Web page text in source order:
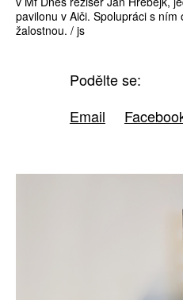
pavilonu v Aiči. Spolupráci s
žalostnou. / js
Podělte se:
Email